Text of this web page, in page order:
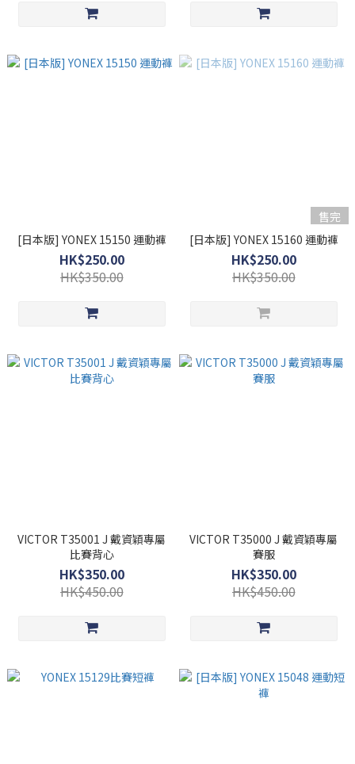
[日本版] YONEX 15150 運動褲
HK$250.00
HK$350.00
售完
[日本版] YONEX 15160 運動褲
HK$250.00
HK$350.00
VICTOR T35001 J 戴資穎專屬
比賽背心
HK$350.00
HK$450.00
VICTOR T35000 J 戴資穎專屬
賽服
HK$350.00
HK$450.00